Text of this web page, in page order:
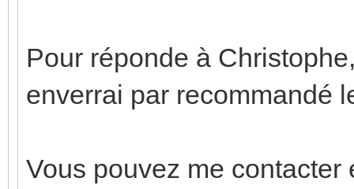
Pour réponde à
enverrai par recommandé
Vous pouvez me